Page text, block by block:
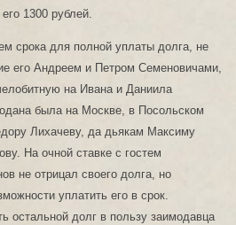
1300 рублей.
срока для полной уплаты долга, не
его Андреем и Петром Семеновичами,
на Ивана и Даниила
была на Москве, в Посольском
Лихачеву, да дьякам Максиму
На очной ставке с гостем
не отрицал своего долга, но
уплатить его в срок.
остальной долг в пользу заимодавца